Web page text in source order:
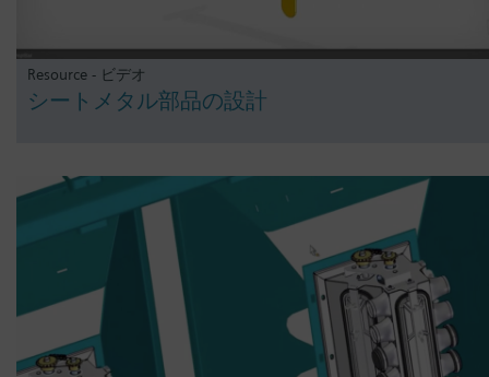
Resource - ビデオ
シートメタル部品の設計